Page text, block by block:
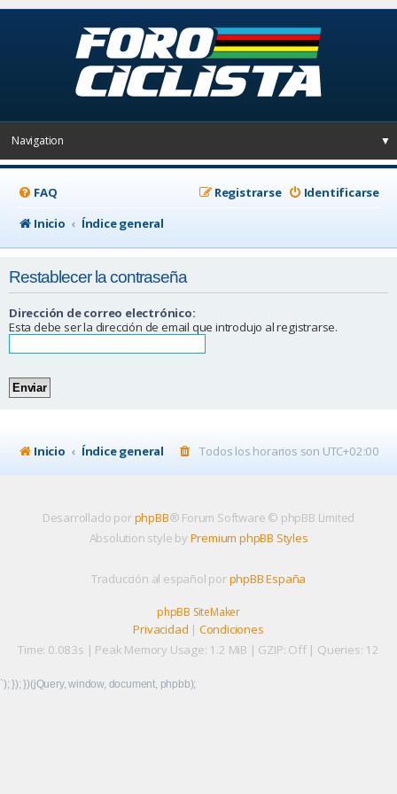
Navigation ▼
FAQ Identificarse
Registrarse
Inicio
Índice general
Restablecer la contraseña
Dirección de correo electrónico:
Esta debe ser la dirección de email que introdujo al registrarse.
Inicio Índice general Todos los horarios son UTC+02:00
Desarrollado porphpBB® Forum Software © phpBB Limited
Absolution style by Premium phpBB Styles
Traducción al español porphpBB España
phpBB SiteMaker
Privacidad | Condiciones
Time: 0.083s | Peak Memory Usage: 1.2 MiB | GZIP: Off | Queries: 12
`); }); })(jQuery, window, document, phpbb);